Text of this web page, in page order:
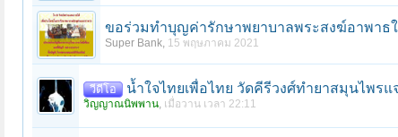
ขอร่วมทำบุญค่ารักษาพยาบาลพระสงฆ์อาพาธ
Super Bank, 15 พฤษภาคม 2021
วีดีโอ น้ำใจไทยเพื่อไทย วัดคีรีวงศ์ทำยาสมุนไพรแ
วิญญาณนิพพาน, เมื่อวาน เวลา 22:11